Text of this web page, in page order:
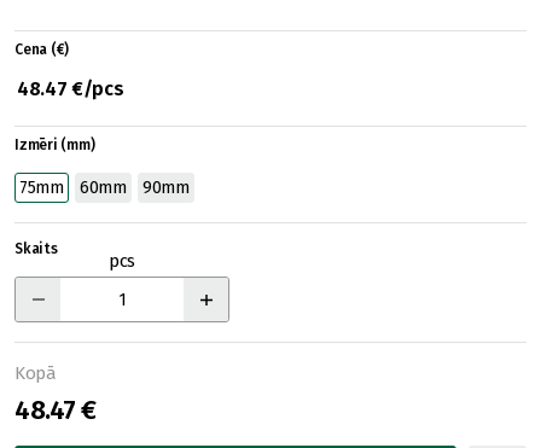
Cena (€)
48.47 €/pcs
Izmēri (mm)
75mm 60mm 90mm
Skaits
pcs
Kopā
48.47 €